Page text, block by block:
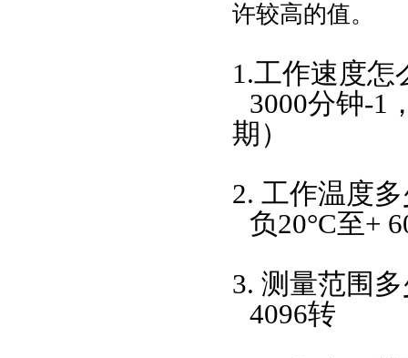
许较高的值。
1.工作速度怎
3000分钟-1
期）
2. 工作温度
负20°C至+
3. 测量范围
4096转